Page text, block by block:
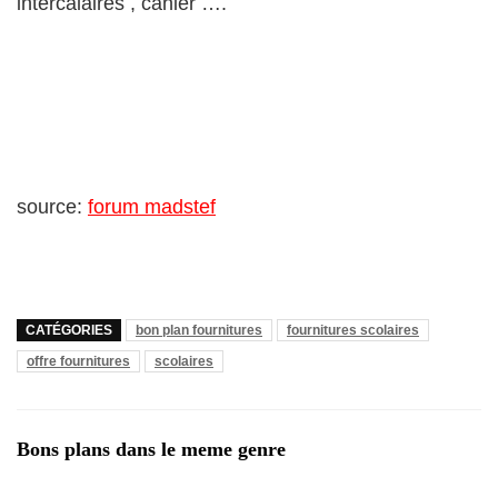
source: forum madstef
CATÉGORIES bon plan fournitures
fournitures scolaires
offre fournitures
scolaires
Bons plans dans le meme genre